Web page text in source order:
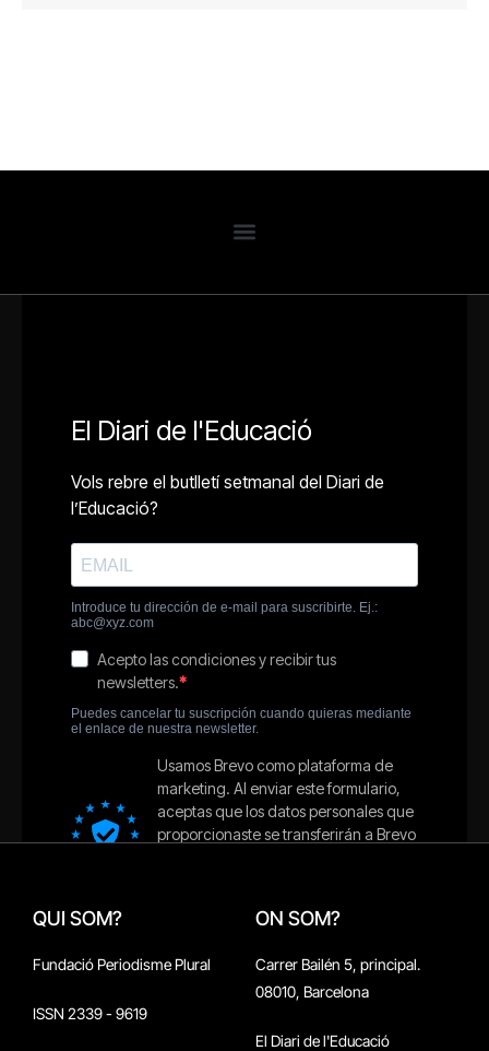
QUI SOM?
Fundació Periodisme Plural
ISSN 2339 - 9619
ON SOM?
Carrer Bailén 5, principal.
08010, Barcelona
El Diari de l'Educació